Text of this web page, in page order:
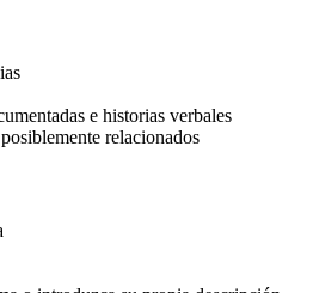
e historias verbales
relacionados